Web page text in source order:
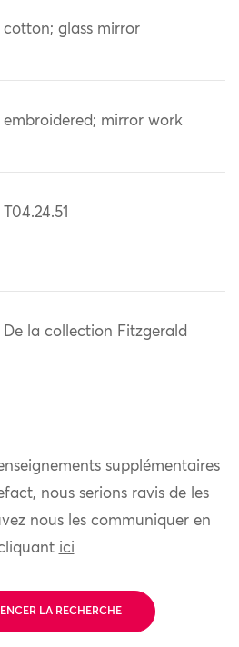
cotton; glass mirror
embroidered; mirror work
T04.24.51
De la collection Fitzgerald
supplémentaires
nous serions ravis de les
nous les communiquer en
ici
LA RECHERCHE